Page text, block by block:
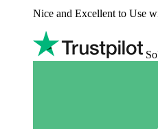
Nice and Excellent to Use